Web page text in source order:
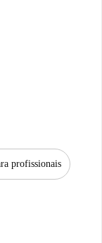
profissionais